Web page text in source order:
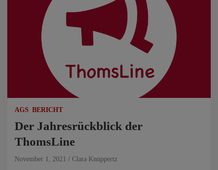
AGS BERICHT
Der Jahresrückblick der
ThomsLine
November 1, 2021 Clara Knuppertz